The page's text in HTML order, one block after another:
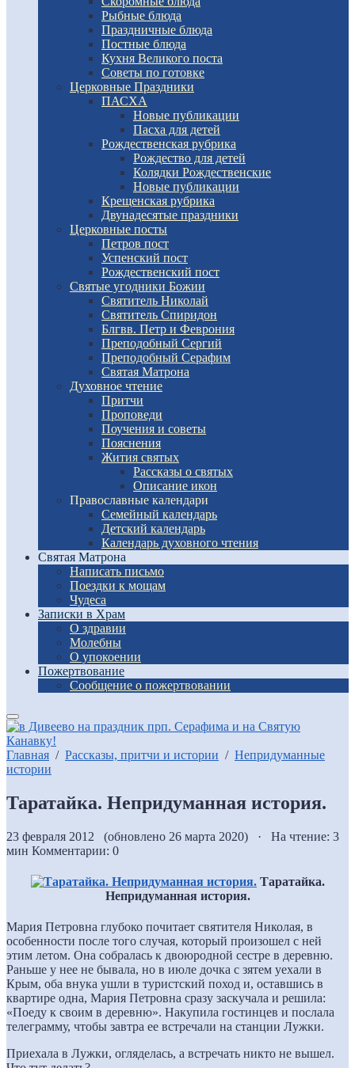
Рыбные блюда
Праздничные блюда
Постные блюда
Кухня Великого поста
Советы по готовке
Церковные Праздники
ПАСХА
Новые публикации
Пасха для детей
Рождественская рубрика
Рождество для детей
Колядки Рождественские
Новые публикации
Крещенская рубрика
Двунадесятые праздники
Церковные посты
Петров пост
Успенский пост
Рождественский пост
Святые угодники Божии
Святитель Николай
Святитель Спиридон
Блгвв. Петр и Феврония
Преподобный Сергий
Преподобный Серафим
Святая Матрона
Духовное чтение
Притчи
Проповеди
Поучения и советы
Пояснения
Жития святых
Рассказы о святых
Описание икон
Православные календари
Семейный календарь
Детский календарь
Календарь духовного чтения
Святая Матрона
Написать письмо
Поездки к мощам
Чудеса
Записки в Храм
О здравии
Молебны
О упокоении
Пожертвование
Сообщение о пожертвовании
Главная / Рассказы, притчи и истории / Непридуманные
истории
Таратайка. Непридуманная история.
23 февраля 2012 (обновлено 26 марта 2020) · На чтение: 3
мин Комментарии: 0
Таратайка.
Непридуманная история.
Мария Петровна глубоко почитает святителя Николая, в
особенности после того случая, который произошел с ней
этим летом. Она собралась к двоюродной сестре в деревню.
Раньше у нее не бывала, но в июле дочка с зятем уехали в
Крым, оба внука ушли в туристский поход и, оставшись в
квартире одна, Мария Петровна сразу заскучала и решила:
«Поеду к своим в деревню». Накупила гостинцев и послала
телеграмму, чтобы завтра ее встречали на станции Лужки.
Приехала в Лужки, огляделась, а встречать никто не вышел.